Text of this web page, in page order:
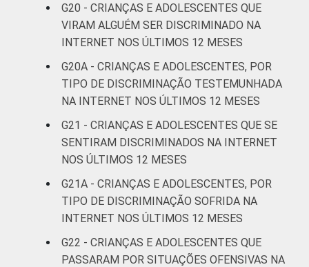
G20 - CRIANÇAS E ADOLESCENTES QUE
VIRAM ALGUÉM SER DISCRIMINADO NA
INTERNET NOS ÚLTIMOS 12 MESES
G20A - CRIANÇAS E ADOLESCENTES, POR
TIPO DE DISCRIMINAÇÃO TESTEMUNHADA
NA INTERNET NOS ÚLTIMOS 12 MESES
G21 - CRIANÇAS E ADOLESCENTES QUE SE
SENTIRAM DISCRIMINADOS NA INTERNET
NOS ÚLTIMOS 12 MESES
G21A - CRIANÇAS E ADOLESCENTES, POR
TIPO DE DISCRIMINAÇÃO SOFRIDA NA
INTERNET NOS ÚLTIMOS 12 MESES
G22 - CRIANÇAS E ADOLESCENTES QUE
PASSARAM POR SITUAÇÕES OFENSIVAS NA